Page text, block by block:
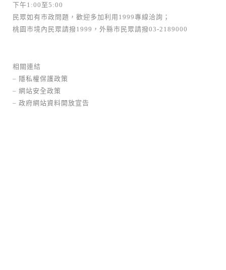
下午1:00至5:00
民眾如有市政問題，歡迎多加利用1999專線洽詢；
桃園市境內民眾請撥1999，外縣市民眾請撥03-2189000
相關連結
– 隱私權保護政策
– 網站安全政策
– 政府網站資料開放宣告